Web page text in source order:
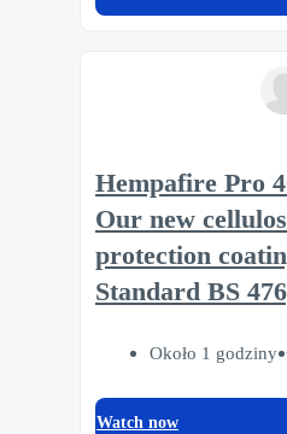
Hempafire Pro
Our new
protection
Standard BS
Około 1 godziny
Watch now